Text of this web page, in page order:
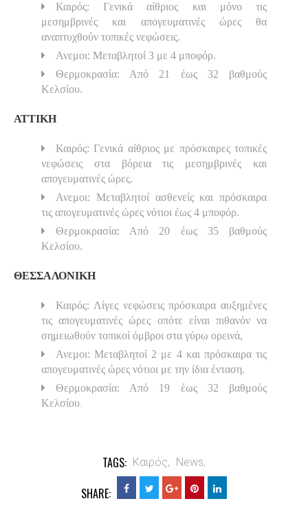
Καιρός: Γενικά αίθριος και μόνο τις
μεσημβρινές και απογευματινές ώρες θα
αναπτυχθούν τοπικές νεφώσεις.
Ανεμοι: Μεταβλητοί 3 με 4 μποφόρ.
Θερμοκρασία: Από 21 έως 32 βαθμούς
Κελσίου.
ΑΤΤΙΚΗ
Καιρός: Γενικά αίθριος με πρόσκαιρες τοπικές
νεφώσεις στα βόρεια τις μεσημβρινές και
απογευματινές ώρες.
Ανεμοι: Μεταβλητοί ασθενείς και πρόσκαιρα
τις απογευματινές ώρες νότιοι έως 4 μποφόρ.
Θερμοκρασία: Από 20 έως 35 βαθμούς
Κελσίου.
ΘΕΣΣΑΛΟΝΙΚΗ
Καιρός: Λίγες νεφώσεις πρόσκαιρα αυξημένες
τις απογευματινές ώρες οπότε είναι πιθανόν να
σημειωθούν τοπικοί όμβροι στα γύρω ορεινά,
Ανεμοι: Μεταβλητοί 2 με 4 και πρόσκαιρα τις
απογευματινές ώρες νότιοι με την ίδια ένταση.
Θερμοκρασία: Από 19 έως 32 βαθμούς
Κελσίου.
TAGS: Καιρός, News,
SHARE: